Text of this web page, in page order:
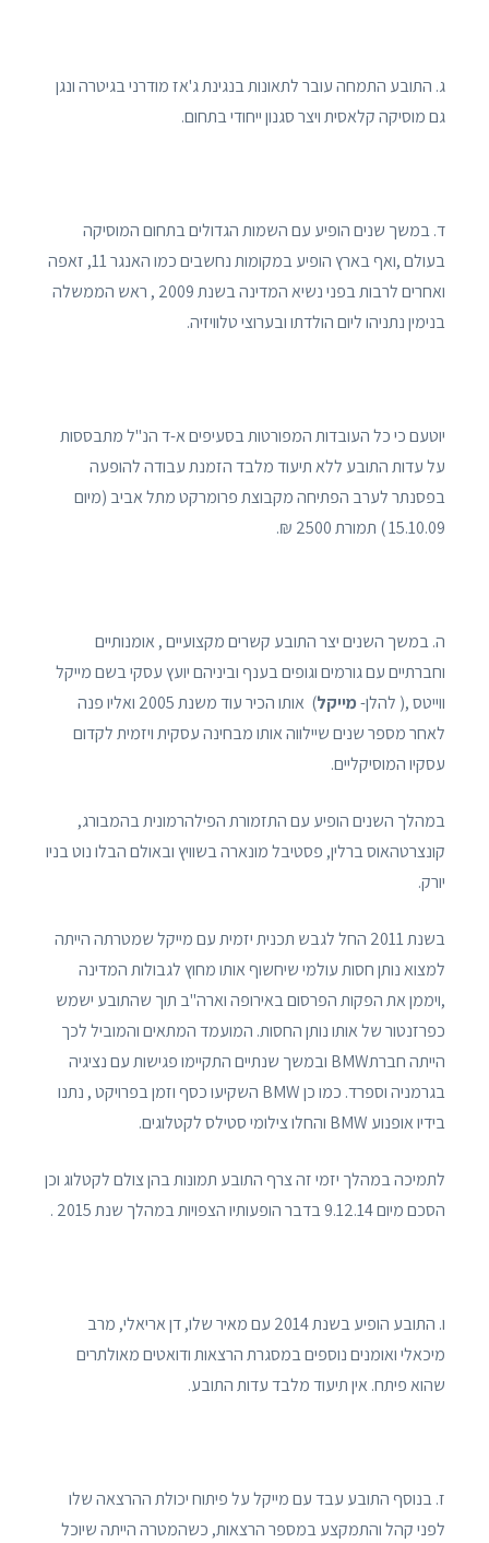
ג. התובע התמחה עובר לתאונות בנגינת ג'אז מודרני בגיטרה ונגן
גם מוסיקה קלאסית ויצר סגנון ייחודי בתחום.
ד. במשך שנים הופיע עם השמות הגדולים בתחום המוסיקה
בעולם ,ואף בארץ הופיע במקומות נחשבים כמו האנגר 11, זאפה
ואחרים לרבות בפני נשיא המדינה בשנת 2009 , ראש הממשלה
בנימין נתניהו ליום הולדתו ובערוצי טלוויזיה.
יוטעם כי כל העובדות המפורטות בסעיפים א-ד הנ"ל מתבססות
על עדות התובע ללא תיעוד מלבד הזמנת עבודה להופעה
בפסנתר לערב הפתיחה מקבוצת פרומרקט מתל אביב (מיום
15.10.09 ) תמורת 2500 ₪.
ה. במשך השנים יצר התובע קשרים מקצועיים , אומנותיים
וחברתיים עם גורמים וגופים בענף וביניהם יועץ עסקי בשם מייקל
ווייטס ,( להלן-מייקל
) אותו הכיר עוד משנת 2005 ואליו פנה
לאחר מספר שנים שיילווה אותו מבחינה עסקית ויזמית לקדום
עסקיו המוסיקליים.
במהלך השנים הופיע עם התזמורת הפילהרמונית בהמבורג,
קונצרטהאוס ברלין, פסטיבל מונארה בשוויץ ובאולם הבלו נוט בניו
יורק.
בשנת 2011 החל לגבש תכנית יזמית עם מייקל שמטרתה הייתה
למצוא נותן חסות עולמי שיחשוף אותו מחוץ לגבולות המדינה
,ויממן את הפקות הפרסום באירופה וארה"ב תוך שהתובע ישמש
כפרזנטור של אותו נותן החסות. המועמד המתאים והמוביל לכך
הייתה חברתBMW ובמשך שנתיים התקיימו פגישות עם נציגיה
בגרמניה וספרד. כמו כן BMW השקיעו כסף וזמן בפרויקט , נתנו
בידיו אופנוע BMW והחלו צילומי סטילס לקטלוגים.
לתמיכה במהלך יזמי זה צרף התובע תמונות בהן צולם לקטלוג וכן
הסכם מיום 9.12.14 בדבר הופעותיו הצפויות במהלך שנת 2015 .
ו. התובע הופיע בשנת 2014 עם מאיר שלו, דן אריאלי, מרב
מיכאלי ואומנים נוספים במסגרת הרצאות ודואטים מאולתרים
שהוא פיתח. אין תיעוד מלבד עדות התובע.
ז. בנוסף התובע עבד עם מייקל על פיתוח יכולת ההרצאה שלו
לפני קהל והתמקצע במספר הרצאות, כשהמטרה הייתה שיוכל